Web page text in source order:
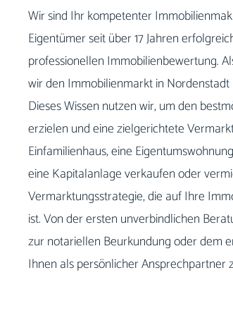
Wir sind Ihr kompetenter
Eigentümer seit über 17 Jahren
professionellen Immobilienbewertung.
wir den Immobilienmarkt in
Dieses Wissen nutzen wir, um den
erzielen und eine zielgerichtete
Einfamilienhaus, eine
eine Kapitalanlage verkaufen oder
Vermarktungsstrategie, die auf Ihre
ist. Von der ersten unverbindlichen
zur notariellen Beurkundung oder dem
Ihnen als persönlicher Ansprechpartner